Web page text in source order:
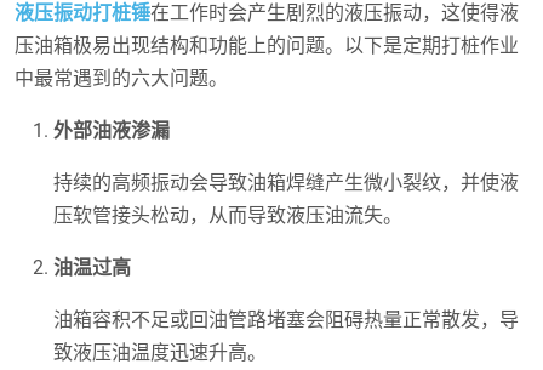
液压振动打桩锤在工作时会产生剧烈的液压振动，这使得液
压油箱极易出现结构和功能上的问题。以下是定期打桩作业
中最常遇到的六大问题。
外部油液渗漏
持续的高频振动会导致油箱焊缝产生微小裂纹，并使液
压软管接头松动，从而导致液压油流失。
油温过高
油箱容积不足或回油管路堵塞会阻碍热量正常散发，导
致液压油温度迅速升高。